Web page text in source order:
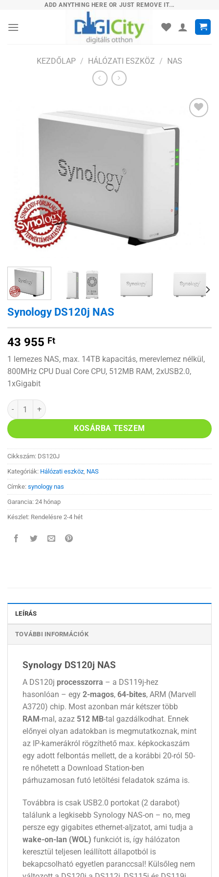
content
ADD ANYTHING HERE OR JUST REMOVE IT...
KEZDŐLAP / HÁLÓZATI ESZKÖZ / NAS
kívánságlistához
Synology DS120j NAS
43 955 Ft
1 lemezes NAS, max. 14TB kapacitás, merevlemez nélkül,
800MHz CPU Dual Core CPU, 512MB RAM, 2xUSB2.0,
1xGigabit
Synology DS120j NAS mennyiség
KOSÁRBA TESZEM
Cikkszám: DS120J
Kategóriák: Hálózati eszköz, NAS
Címke: synology nas
Garancia: 24 hónap
Készlet: Rendelésre 2-4 hét
LEÍRÁS
TOVÁBBI INFORMÁCIÓK
Synology DS120j NAS
A DS120j processzorra – a DS119j-hez
hasonlóan – egy 2-magos, 64-bites, ARM (Marvell
A3720) chip. Most azonban már kétszer több
RAM-mal, azaz 512 MB-tal gazdálkodhat. Ennek
előnyei olyan adatokban is megmutatkoznak, mint
az IP-kamerákról rögzíthető max. képkockaszám
egy adott felbontás mellett, de a korábbi 20-ról 50-
re nőhetett a Download Station-ben
párhuzamosan futó letöltési feladatok száma is.
Továbbra is csak USB2.0 portokat (2 darabot)
találunk a legkisebb Synology NAS-on – no, meg
persze egy gigabites ethernet-aljzatot, ami tudja a
wake-on-lan (WOL) funkciót is, így hálózaton
keresztül teljesen leállított állapotból is
bekapcsolható egyetlen paranccsal! Külsőleg nem